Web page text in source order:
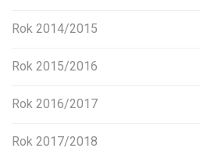
Rok 2014/2015
Rok 2015/2016
Rok 2016/2017
Rok 2017/2018